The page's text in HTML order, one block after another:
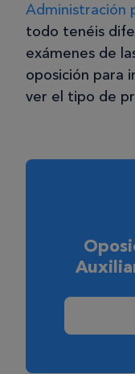
Administración
todo tenéis
exámenes de
oposición para
ver el tipo de